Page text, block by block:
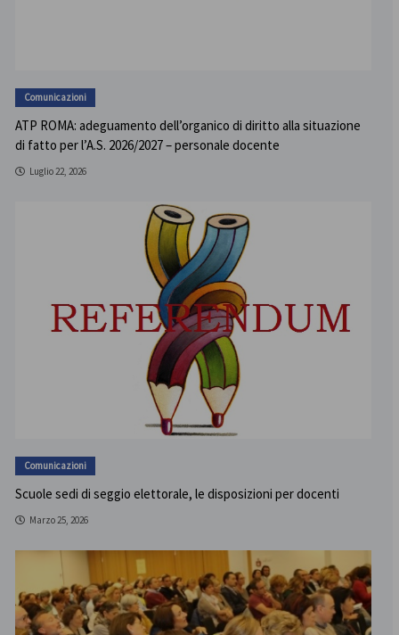
Comunicazioni
ATP ROMA: adeguamento dell’organico di diritto alla situazione
di fatto per l’A.S. 2026/2027 – personale docente
Luglio 22, 2026
Comunicazioni
Scuole sedi di seggio elettorale, le disposizioni per docenti
Marzo 25, 2026